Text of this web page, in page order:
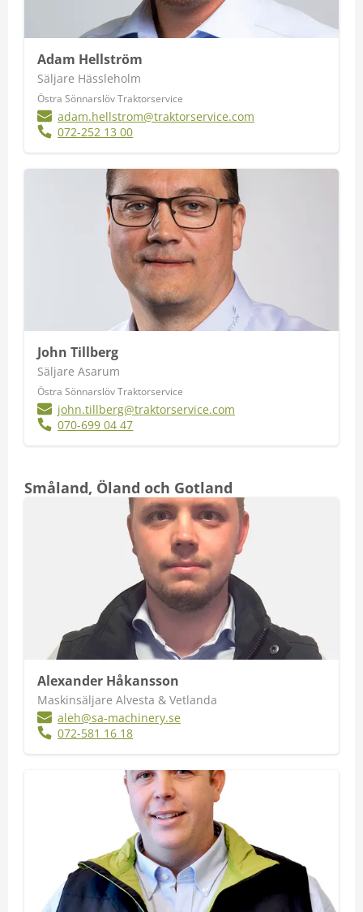
Adam Hellström
Säljare Hässleholm
Östra Sönnarslöv Traktorservice
adam.hellstrom@traktorservice.com
072-252 13 00
John Tillberg
Säljare Asarum
Östra Sönnarslöv Traktorservice
john.tillberg@traktorservice.com
070-699 04 47
Småland, Öland och Gotland
Alexander Håkansson
Maskinsäljare Alvesta & Vetlanda
aleh@sa-machinery.se
072-581 16 18